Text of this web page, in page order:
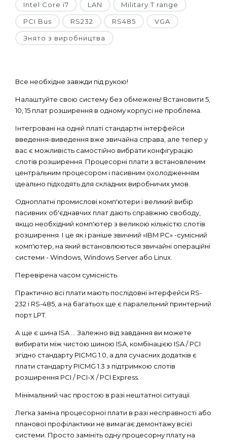
Intel Core i7 LAN Military T range
PCI Bus RS232 RS485 VGA
Знято з виробництва
Все необхідне завжди під рукою!
Налаштуйте свою систему без обмежень! Встановити 5,
10, 15 плат розширення в одному корпусі не проблема.
Інтегровані на одній платі стандартні інтерфейси
введення-виведення вже звичайна справа, але тепер у
вас є можливість самостійно вибрати конфігурацію
слотів розширення. Процесорні плати з встановленим
центральним процесором і пасивним охолодженням
ідеально підходять для складних виробничих умов.
Одноплатні промислові комп'ютери і великий вибір
пасивних об'єднавчих плат дають справжню свободу,
якщо необхідний комп'ютер з великою кількістю слотів
розширення. І це як і раніше звичний «IBM PC» -сумісний
комп'ютер, на який встановлюються звичайні операційні
системи - Windows, Windows Server або Linux.
Перевірена часом сумісність.
Практично всі плати мають послідовні інтерфейси RS-
232 і RS-485, а на багатьох ще є паралельний принтерний
порт LPT.
А ще є шина ISA ... Залежно від завдання ви можете
вибирати між чистою шиною ISA, комбінацією ISA / PCI
згідно стандарту PICMG 1.0, а для сучасних додатків є
плати стандарту PICMG 1.3 з підтримкою слотів
розширення PCI / PCI-X / PCI Express.
Мінімальний час простою в разі нештатної ситуації.
Легка заміна процесорної плати в разі несправності або
планової профілактики не вимагає демонтажу всієї
системи. Просто замініть одну процесорну плату на